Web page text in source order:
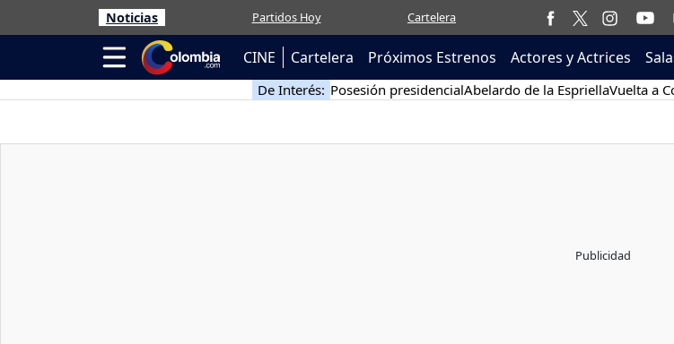
Noticias Partidos Hoy Cartelera
CINE Cartelera Próximos Estrenos Actores y Actrices
De Interés: Posesión presidencialAbelardo de la EspriellaVuelta a